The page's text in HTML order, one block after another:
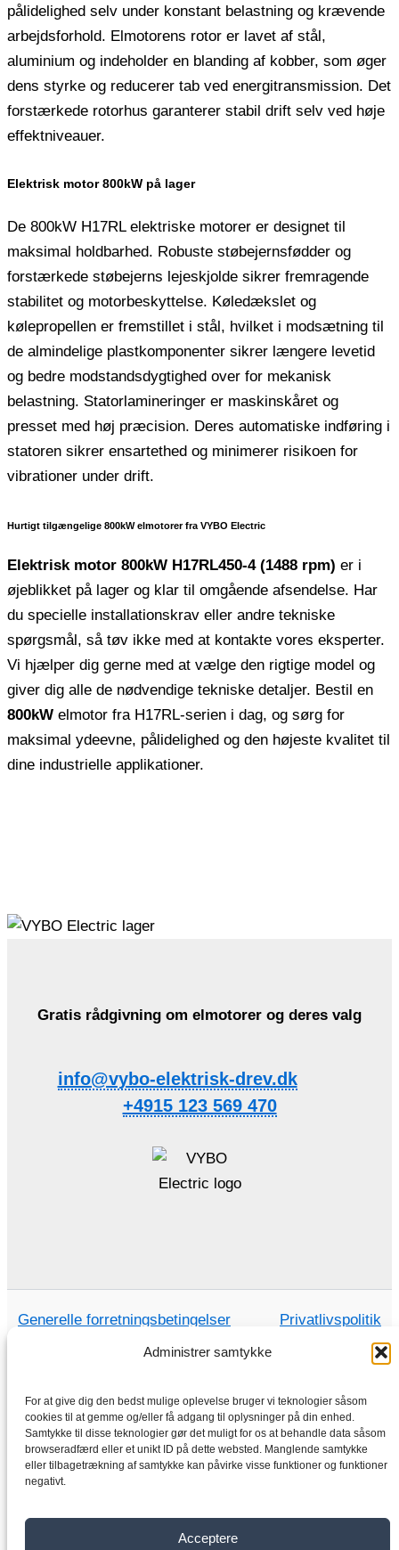
Administrer samtykke
For at give dig den bedst mulige oplevelse bruger vi teknologier såsom
cookies til at gemme og/eller få adgang til oplysninger på din enhed.
Samtykke til disse teknologier gør det muligt for os at behandle data såsom
browseradfærd eller et unikt ID på dette websted. Manglende samtykke
eller tilbagetrækning af samtykke kan påvirke visse funktioner og funktioner
negativt.
Acceptere
pålidelighed selv under konstant belastning og krævende
arbejdsforhold. Elmotorens rotor er lavet af stål,
aluminium og indeholder en blanding af kobber, som øger
dens styrke og reducerer tab ved energitransmission. Det
forstærkede rotorhus garanterer stabil drift selv ved høje
effektniveauer.
Elektrisk motor 800kW på lager
De 800kW H17RL elektriske motorer er designet til
maksimal holdbarhed. Robuste støbejernsfødder og
forstærkede støbejerns lejeskjolde sikrer fremragende
stabilitet og motorbeskyttelse. Køledækslet og
kølepropellen er fremstillet i stål, hvilket i modsætning til
de almindelige plastkomponenter sikrer længere levetid
og bedre modstandsdygtighed over for mekanisk
belastning. Statorlamineringer er maskinskåret og
presset med høj præcision. Deres automatiske indføring i
statoren sikrer ensartethed og minimerer risikoen for
vibrationer under drift.
Hurtigt tilgængelige 800kW elmotorer fra VYBO Electric
Elektrisk motor 800kW H17RL450-4 (1488 rpm) er i
øjeblikket på lager og klar til omgående afsendelse. Har
du specielle installationskrav eller andre tekniske
spørgsmål, så tøv ikke med at kontakte vores eksperter.
Vi hjælper dig gerne med at vælge den rigtige model og
giver dig alle de nødvendige tekniske detaljer. Bestil en
800kW elmotor fra H17RL-serien i dag, og sørg for
maksimal ydeevne, pålidelighed og den højeste kvalitet til
dine industrielle applikationer.
Gratis rådgivning om elmotorer og deres valg
info@vybo-elektrisk-drev.dk
+4915 123 569 470
Generelle forretningsbetingelser Privatlivspolitik
Hjem
Butik
Elektriske motorer
Gearkasse
Om os